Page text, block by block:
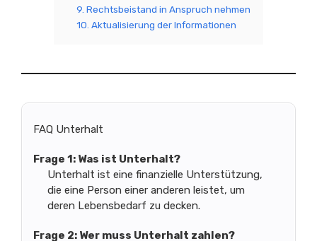
9. Rechtsbeistand in Anspruch nehmen
10. Aktualisierung der Informationen
FAQ Unterhalt
Frage 1: Was ist Unterhalt?
Unterhalt ist eine finanzielle Unterstützung,
die eine Person einer anderen leistet, um
deren Lebensbedarf zu decken.
Frage 2: Wer muss Unterhalt zahlen?